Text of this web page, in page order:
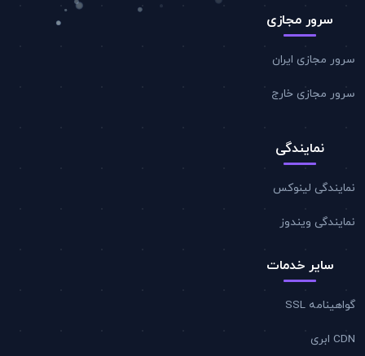
سرور مجازی
سرور مجازی ایران
سرور مجازی خارج
نمایندگی
نمایندگی لینوکس
نمایندگی ویندوز
سایر خدمات
گواهینامه SSL
CDN ابری